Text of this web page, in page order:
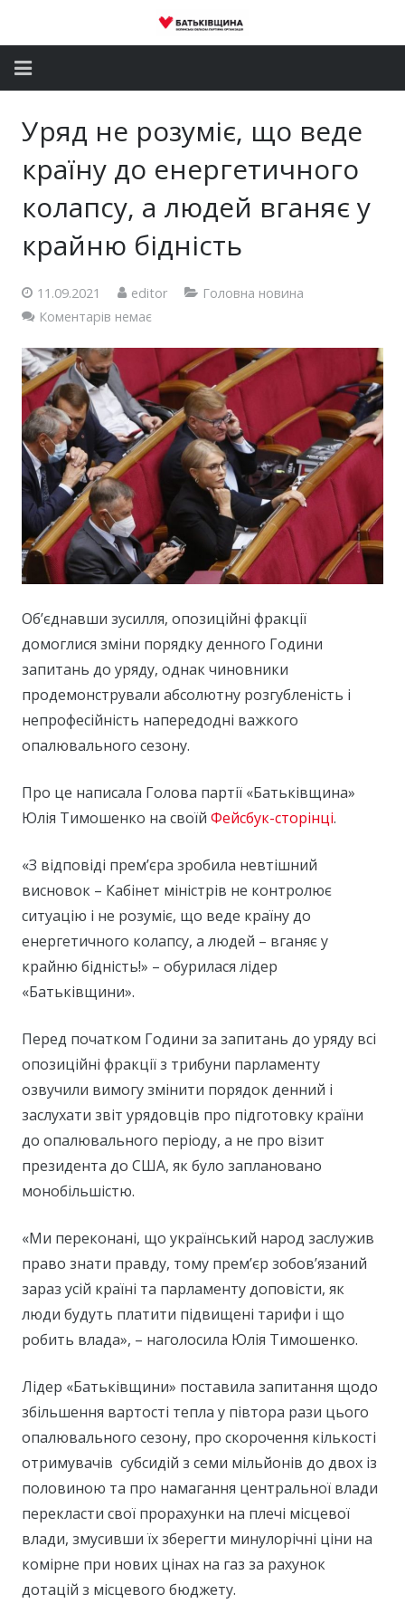
Новини
Депутатський корпус
Контакти
Уряд не розуміє, що веде
країну до енергетичного
колапсу, а людей вганяє у
крайню бідність
11.09.2021 editor
Головна новина
Коментарів немає
Об’єднавши зусилля, опозиційні фракції
домоглися зміни порядку денного Години
запитань до уряду, однак чиновники
продемонстрували абсолютну розгубленість і
непрофесійність напередодні важкого
опалювального сезону.
Про це написала Голова партії «Батьківщина»
Юлія Тимошенко на своїй Фейсбук-сторінці.
«З відповіді прем’єра зробила невтішний
висновок – Кабінет міністрів не контролює
ситуацію і не розуміє, що веде країну до
енергетичного колапсу, а людей – вганяє у
крайню бідність!» – обурилася лідер
«Батьківщини».
Перед початком Години за запитань до уряду всі
опозиційні фракції з трибуни парламенту
озвучили вимогу змінити порядок денний і
заслухати звіт урядовців про підготовку країни
до опалювального періоду, а не про візит
президента до США, як було заплановано
монобільшістю.
«Ми переконані, що український народ заслужив
право знати правду, тому прем’єр зобов’язаний
зараз усій країні та парламенту доповісти, як
люди будуть платити підвищені тарифи і що
робить влада», – наголосила Юлія Тимошенко.
Лідер «Батьківщини» поставила запитання щодо
збільшення вартості тепла у півтора рази цього
опалювального сезону, про скорочення кількості
отримувачів субсидій з семи мільйонів до двох із
половиною та про намагання центральної влади
перекласти свої прорахунки на плечі місцевої
влади, змусивши їх зберегти минулорічні ціни на
комірне при нових цінах на газ за рахунок
дотацій з місцевого бюджету.